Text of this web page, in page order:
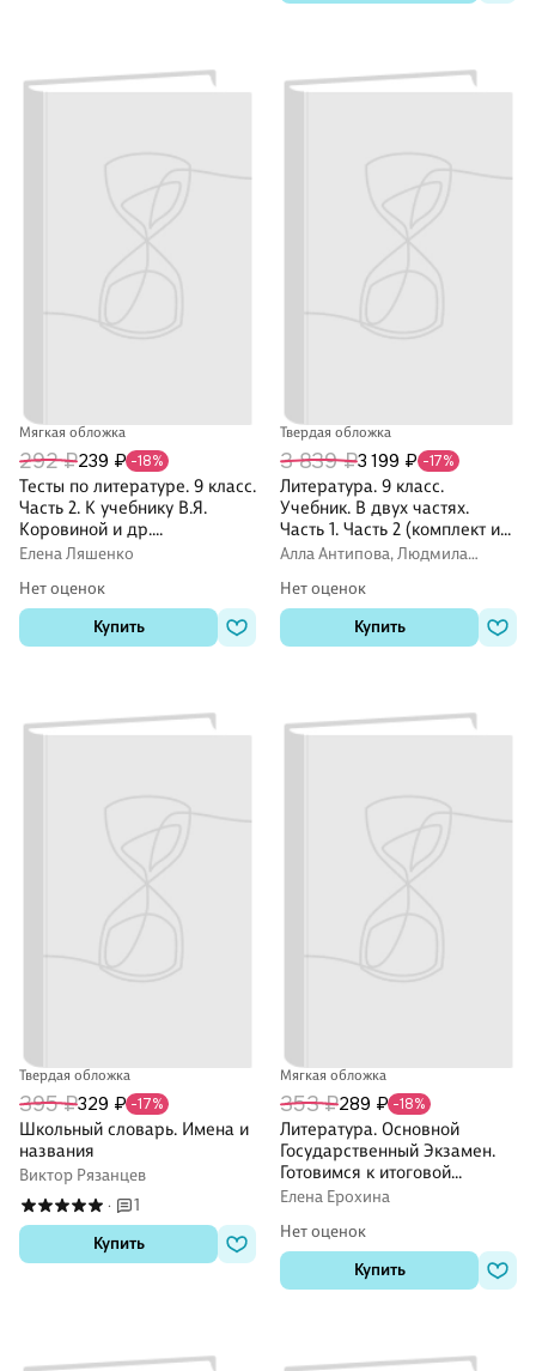
Мягкая обложка
292 ₽239 ₽ -18%
Тесты по литературе. 9 класс.
Часть 2. К учебнику В.Я.
Коровиной и др.
"Литература. 9 класс. В двух
Елена Ляшенко
Нет оценок
Купить
Твердая обложка
3 839 ₽3 199 ₽ -17%
Литература. 9 класс.
Учебник. В двух частях.
Часть 1. Часть 2 (комплект из
2 книг)
Алла Антипова, Людмила
Нет оценок
Купить
Твердая обложка
395 ₽329 ₽ -17%
Школьный словарь. Имена и
названия
Виктор Рязанцев
·
1
Купить
Мягкая обложка
353 ₽289 ₽ -18%
Литература. Основной
Государственный Экзамен.
Готовимся к итоговой
аттестации : учебное
Елена Ерохина
Нет оценок
Купить